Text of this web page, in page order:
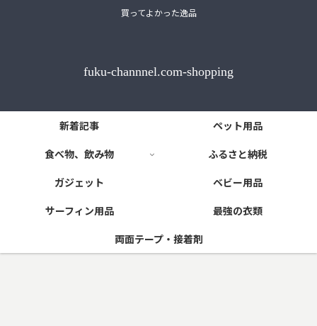
買ってよかった逸品
fuku-channnel.com-shopping
新着記事
ペット用品
食べ物、飲み物
ふるさと納税
ガジェット
ベビー用品
サーフィン用品
最強の衣類
両面テープ・接着剤